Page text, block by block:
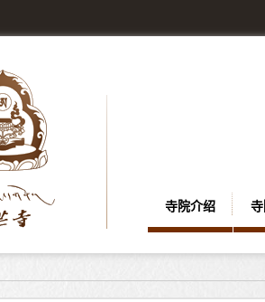
寺院介绍